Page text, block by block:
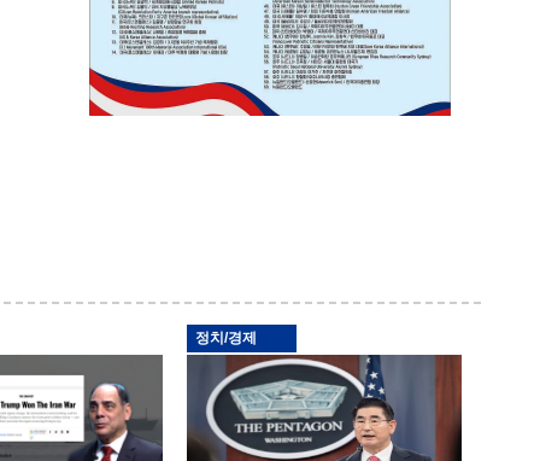
정치/경제